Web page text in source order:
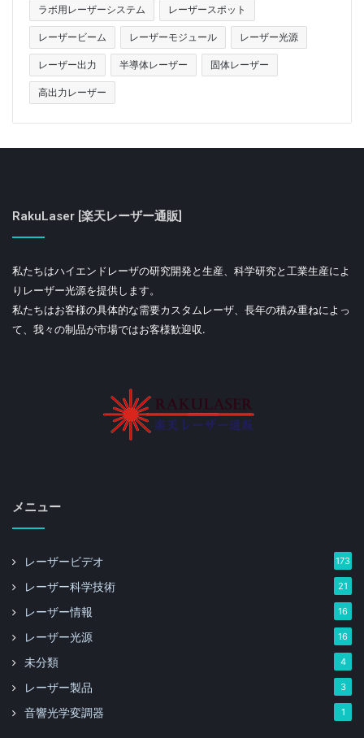
ラボ用レーザーシステム レーザースポット
レーザービーム レーザーモジュール レーザー光源
レーザー出力 半導体レーザー 固体レーザー
高出力レーザー
RakuLaser [楽天レーザー通販]
私たちはハイエンドレーザの研究開発と生産、科学研究と工業生産によ
りレーザー光源を提供します。
私たちはお客様の具体的な需要カスタムレーザ、長年の積み重ねによっ
て、我々の制品が市場ではお客様歓迎収.
メニュー
レーザービデオ 173
レーザー科学技術 21
レーザー情報 16
レーザー光源 16
未分類 4
レーザー製品 3
音響光学変調器 1